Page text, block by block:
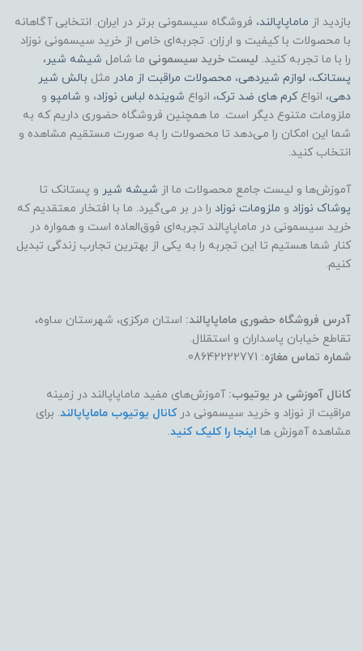
بازدید از ماماپاپالند، فروشگاه سیسمونی برتر در ایران. انتخابی آگاهانه
با محصولات با کیفیت و ارزان. تجربه‌ای خاص از خرید سیسمونی نوزاد
را با ما تجربه کنید. لیست خرید سیسمونی ما شامل شیشه شیر ،
پستانک، لوازم شیردهی، محصولات مراقبت از مادر مثل بالش شیر
دهی، انواعکرم های ضد ترک، انواع شوینده لباس نوزاد، و شامپو و
ملزومات متنوع دیگر است. ما همچنین فروشگاه حضوری داریم که به
شما این امکان را می‌دهد تا محصولات را به صورت مستقیم مشاهده و
انتخاب کنید.
آموزش‌ها و لیست جامع محصولات ما از شیشه شیر و پستانک تا
پوشاک نوزاد و ملزومات نوزاد را در بر می‌گیرد. ما با افتخار معتقدیم که
خرید سیسمونی در ماماپاپالند تجربه‌ای فوق‌العاده است و همواره در
کنار شما هستیم تا این تجربه را به یکی از بهترین تجارب زندگی تبدیل
کنیم.
آدرس فروشگاه حضوری ماماپاپالند: استان مرکزی، شهرستان ساوه،
تقاطع خیابان پاسداران و استقلال.
شماره تماس مغازه:
کانال آموزشی در یوتیوب: آموزش‌های مفید ماماپاپالند در زمینه
مراقبت از نوزاد و خرید سیسمونی درکانال یوتیوب ماماپاپالند. برای
مشاهده آموزش ها اینجا را کلیک کنید.